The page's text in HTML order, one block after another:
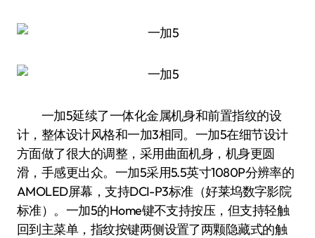
一加5延续了一体化金属机身和前置指纹的设
计，整体设计风格和一加3相同。一加5在细节设计
方面做了很大的调整，采用曲面机身，机身更圆
滑，手感更出众。一加5采用5.5英寸1080P分辨率的
AMOLED屏幕，支持DCI-P3标准（好莱坞数字影院
标准）。一加5的Home键不支持按压，但支持轻触
回到主菜单，指纹按键两侧设置了两颗隐藏式的触